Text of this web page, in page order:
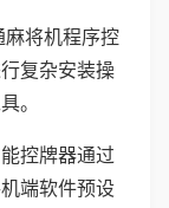
将机程序控
复杂安装操
。
控牌器通过
端软件预设